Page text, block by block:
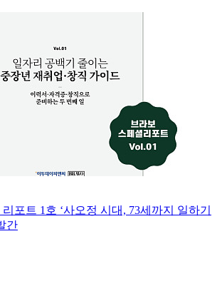
리포트 1호 ‘사오정 시대, 73세까지 일하기
간